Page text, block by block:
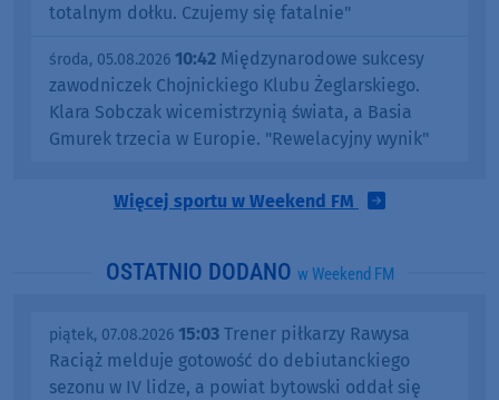
totalnym dołku. Czujemy się fatalnie"
środa, 05.08.2026 10:42 Międzynarodowe sukcesy
zawodniczek Chojnickiego Klubu Żeglarskiego.
Klara Sobczak wicemistrzynią świata, a Basia
Gmurek trzecia w Europie. "Rewelacyjny wynik"
Więcej sportu w Weekend FM
OSTATNIO DODANO w Weekend FM
piątek, 07.08.2026 15:03 Trener piłkarzy Rawysa
Raciąż melduje gotowość do debiutanckiego
sezonu w IV lidze, a powiat bytowski oddał się